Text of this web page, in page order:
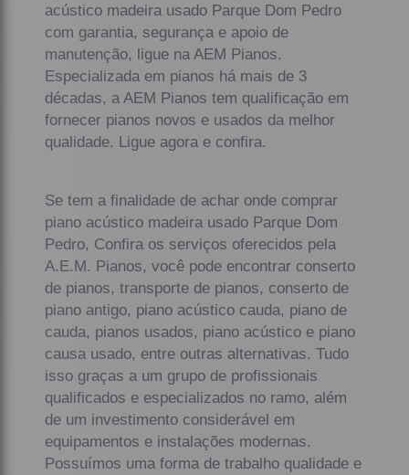
acústico madeira usado Parque Dom Pedro
com garantia, segurança e apoio de
manutenção, ligue na AEM Pianos.
Especializada em pianos há mais de 3
décadas, a AEM Pianos tem qualificação em
fornecer pianos novos e usados da melhor
qualidade. Ligue agora e confira.
Se tem a finalidade de achar onde comprar
piano acústico madeira usado Parque Dom
Pedro, Confira os serviços oferecidos pela
A.E.M. Pianos, você pode encontrar conserto
de pianos, transporte de pianos, conserto de
piano antigo, piano acústico cauda, piano de
cauda, pianos usados, piano acústico e piano
causa usado, entre outras alternativas. Tudo
isso graças a um grupo de profissionais
qualificados e especializados no ramo, além
de um investimento considerável em
equipamentos e instalações modernas.
Possuímos uma forma de trabalho qualidade e